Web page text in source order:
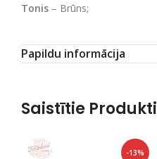
Tonis – Brūns;
Papildu informācija
Saistītie Produkti
-13%